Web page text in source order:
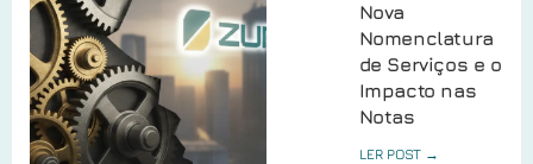
Nova
Nomenclatura
de Serviços e o
Impacto nas
Notas
LER POST →